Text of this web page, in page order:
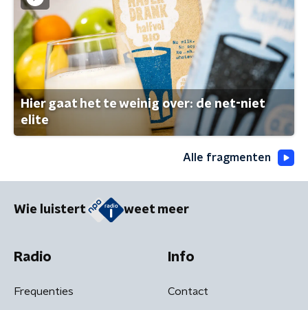
Hier gaat het te weinig over: de net-niet
elite
Alle fragmenten
Wie luistert weet meer
Radio
Frequenties
Info
Contact